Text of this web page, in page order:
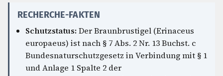
RECHERCHE-FAKTEN
Schutzstatus: Der Braunbrustigel (Erinaceus
europaeus) ist nach § 7 Abs. 2 Nr. 13 Buchst. c
Bundesnaturschutzgesetz in Verbindung mit § 1
und Anlage 1 Spalte 2 der